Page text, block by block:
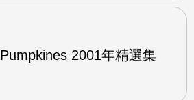
2001年精選集